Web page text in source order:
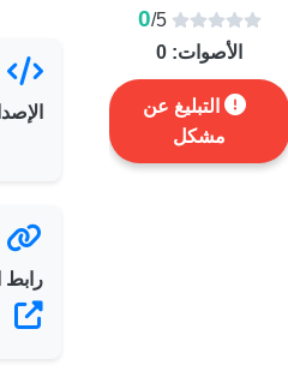
رابط
0/5
الأصوات: 0
التبليغ عن
مشكل